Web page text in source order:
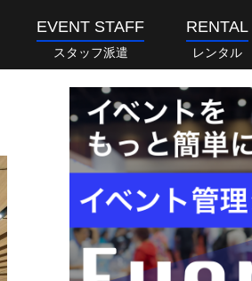
EVENT STAFF
スタッフ派遣
RENTAL
レンタル